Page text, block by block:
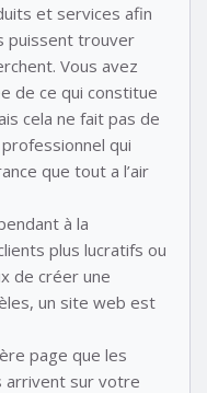
et services afin
puissent trouver
Vous avez
de ce qui constitue
cela ne fait pas de
qui
que tout a l’air
à la
plus lucratifs ou
de créer une
un site web est
page que les
arrivent sur votre